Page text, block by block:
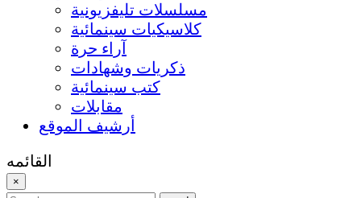
مسلسلات تليفزيونية
كلاسيكيات سينمائية
آراء حرة
ذكريات وشهادات
كتب سينمائية
مقابلات
أرشيف الموقع
القائمه
×